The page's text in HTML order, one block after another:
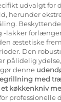
udvalgt for
herunder
Beskyttende
-lakker
æstetiske
Den
pålidelig
denne
med
køkkenkniv
professionelle